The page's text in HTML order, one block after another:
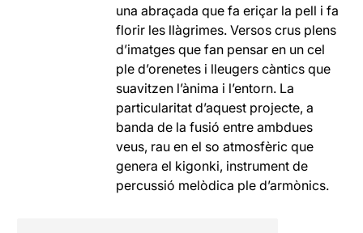
una abraçada que fa eriçar la pell i fa
florir les llàgrimes. Versos crus plens
d’imatges que fan pensar en un cel
ple d’orenetes i lleugers càntics que
suavitzen l’ànima i l’entorn. La
particularitat d’aquest projecte, a
banda de la fusió entre ambdues
veus, rau en el so atmosfèric que
genera el kigonki, instrument de
percussió melòdica ple d’armònics.